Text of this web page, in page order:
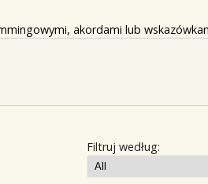
akordami lub
Filtruj według: